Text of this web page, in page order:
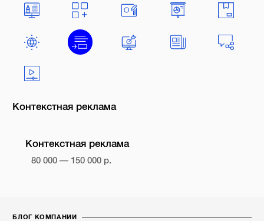
Контекстная реклама
Контекстная реклама
80 000 — 150 000 р.
БЛОГ КОМПАНИИ